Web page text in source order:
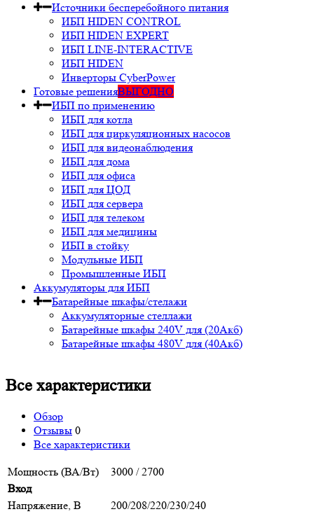
Источники бесперебойного питания
ИБП HIDEN CONTROL
ИБП HIDEN EXPERT
ИБП LINE-INTERACTIVE
ИБП HIDEN
Инверторы CyberPower
Готовые решенияВЫГОДНО
ИБП по применению
ИБП для котла
ИБП для циркуляционных насосов
ИБП для видеонаблюдения
ИБП для дома
ИБП для офиса
ИБП для ЦОД
ИБП для сервера
ИБП для телеком
ИБП для медицины
ИБП в стойку
Модульные ИБП
Промышленные ИБП
Аккумуляторы для ИБП
Батарейные шкафы/стелажи
Аккумуляторные стеллажи
Батарейные шкафы 240V для (20Акб)
Батарейные шкафы 480V для (40Акб)
Все характеристики
Обзор
Отзывы 0
Все характеристики
Мощность (ВА/Вт)
3000 / 2700
Вход
Напряжение, В
200/208/220/230/240